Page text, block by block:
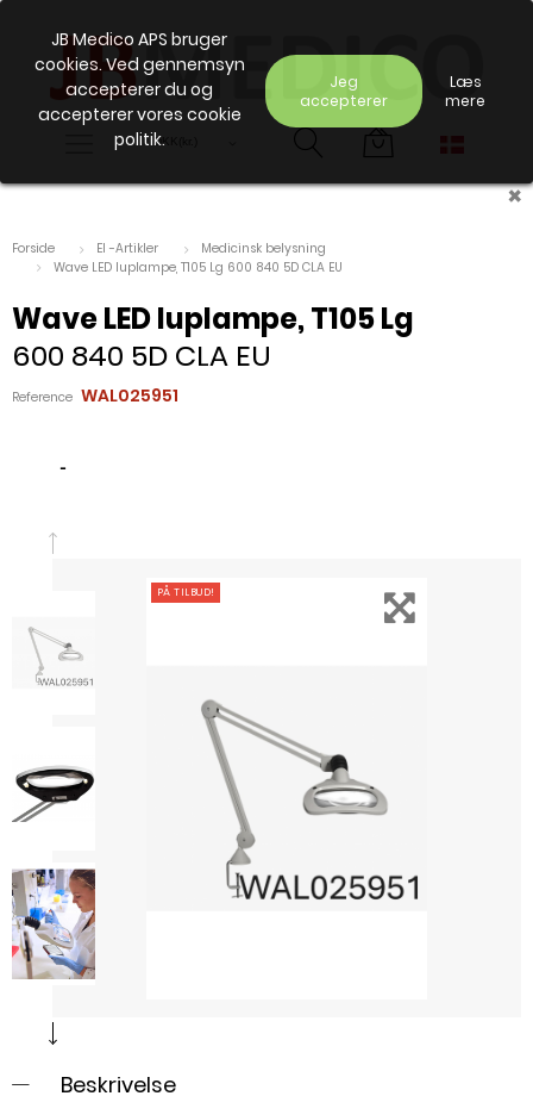
JB Medico APS bruger
cookies. Ved gennemsyn
accepterer du og
accepterer vores cookie
politik.
Jeg
accepterer
Læs
mere
×
Forside El -Artikler
Medicinsk belysning
Wave LED luplampe, T105 Lg 600 840 5D CLA EU
Wave LED luplampe, T105 Lg
600 840 5D CLA EU
Reference WAL025951
-
PÅ TILBUD!
Beskrivelse